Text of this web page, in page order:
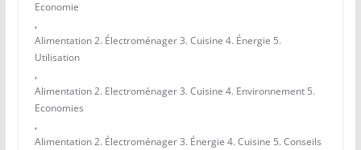
Economie
,
Alimentation 2. Électroménager 3. Cuisine 4. Énergie 5.
Utilisation
,
Alimentation 2. Electroménager 3. Cuisine 4. Environnement 5.
Economies
,
Alimentation 2. Électroménager 3. Énergie 4. Cuisine 5. Conseils